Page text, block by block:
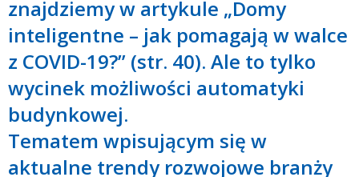
znajdziemy w artykule „Domy
inteligentne – jak pomagają w walce
z COVID-19?” (str. 40). Ale to tylko
wycinek możliwości automatyki
budynkowej.
Tematem wpisującym się w
aktualne trendy rozwojowe branży